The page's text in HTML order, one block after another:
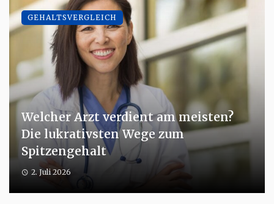
Welcher Arzt verdient am meisten?
Die lukrativsten Wege zum
Spitzengehalt
2. Juli 2026
GEHALTSVERGLEICH